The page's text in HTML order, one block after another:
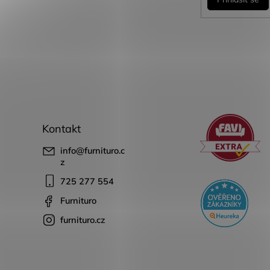
Kontakt
info@furnituro.c
z
725 277 554
Furnituro
furnituro.cz